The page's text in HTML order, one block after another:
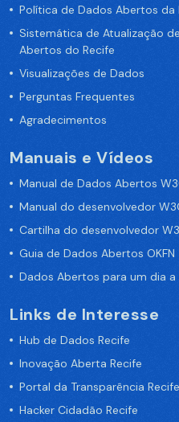
Política de Dados Abertos da
Sistemática de Atualização
Abertos do Recife
Visualizações de Dados
Perguntas Frequentes
Agradecimentos
Manuais e Vídeos
Manual de Dados Abertos
Manual do desenvolvedor
Cartilha do desenvolvedor
Guia de Dados Abertos OKFN
Dados Abertos para um dia
Links de Interesse
Hub de Dados Recife
Inovação Aberta Recife
Portal da Transparência Recife
Hacker Cidadão Recife